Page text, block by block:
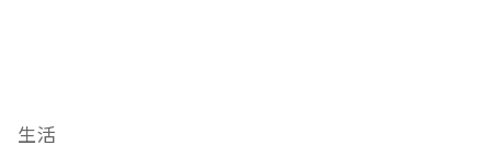
生活